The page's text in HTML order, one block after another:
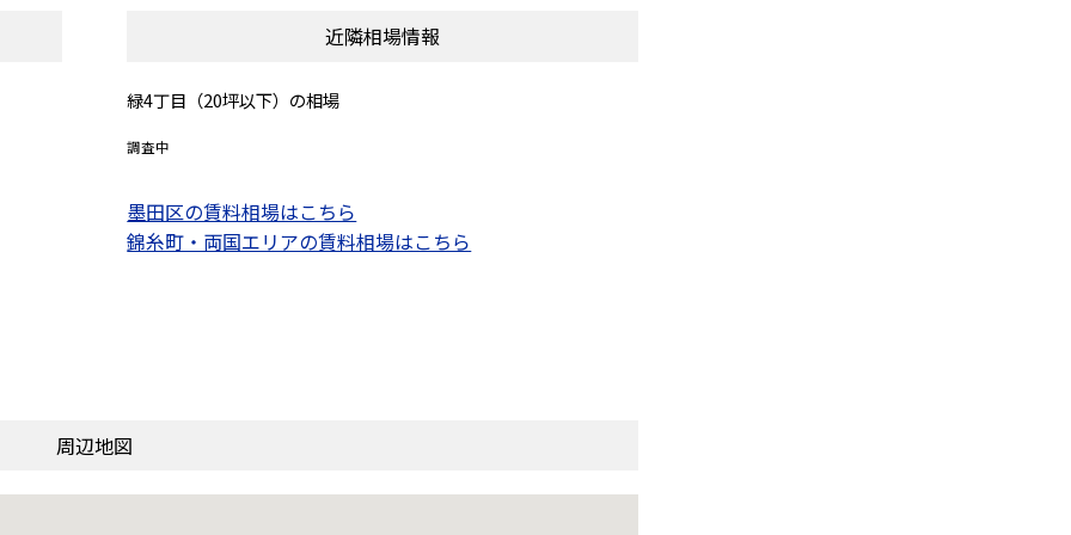
近隣相場情報
緑4丁目（20坪以下）の相場
調査中
墨田区の賃料相場はこちら
錦糸町・両国エリアの賃料相場はこちら
周辺地図